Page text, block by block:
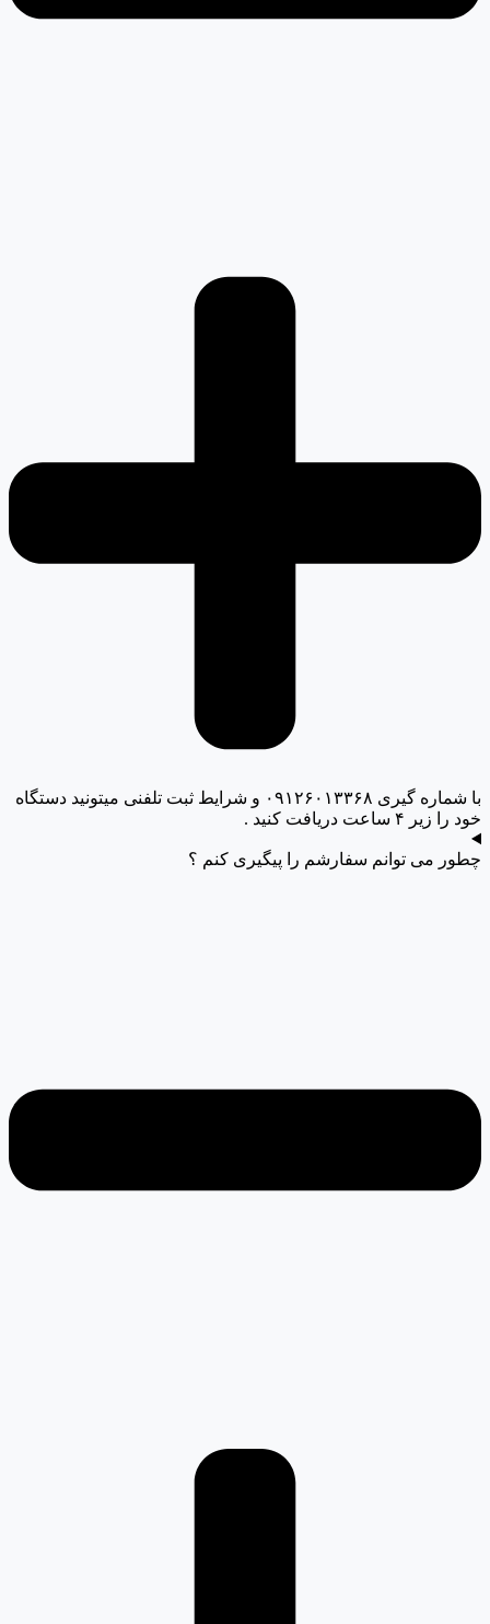
با شماره گیری ۰۹۱۲۶۰۱۳۳۶۸ و شرایط ثبت تلفنی میتونید دستگاه
خود را زیر ۴ ساعت دریافت کنید .
چطور می توانم سفارشم را پیگیری کنم ؟